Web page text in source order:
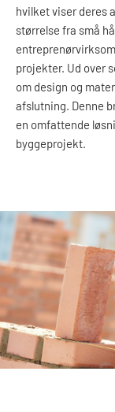
hvilket viser deres
størrelse fra små
projekter. Ud over
om design og
afslutning. Denne
en omfattende
byggeprojekt.